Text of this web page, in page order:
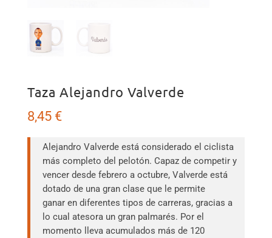
Taza Alejandro Valverde
8,45 €
Alejandro Valverde está considerado el ciclista
más completo del pelotón. Capaz de competir y
vencer desde febrero a octubre, Valverde está
dotado de una gran clase que le permite
ganar en diferentes tipos de carreras, gracias a
lo cual atesora un gran palmarés. Por el
momento lleva acumulados más de 120